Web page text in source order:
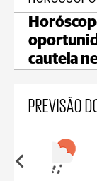
cautela
PREVISÃO
18°C